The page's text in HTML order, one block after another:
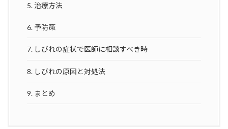
5.治療方法
6. 予防策
7. しびれの症状で医師に相談すべき時
8. しびれの原因と対処法
9. まとめ